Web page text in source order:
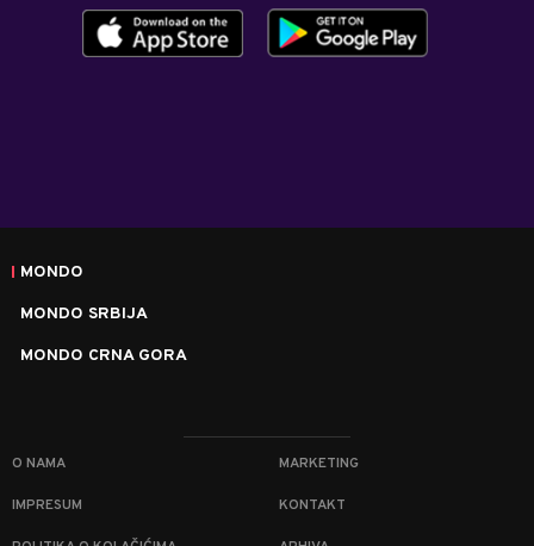
MONDO
MONDO SRBIJA
MONDO CRNA GORA
O NAMA MARKETING
IMPRESUM KONTAKT